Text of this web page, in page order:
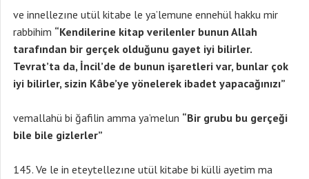
ve innellezıne utül kitabe le ya’lemune ennehül hakku mir
rabbihim “Kendilerine kitap verilenler bunun Allah
tarafından bir gerçek olduğunu gayet iyi bilirler.
Tevrat’ta da, İncil’de de bunun işaretleri var, bunlar çok
iyi bilirler, sizin Kâbe’ye yönelerek ibadet yapacağınızı”
vemallahü bi ğafilin amma ya’melun “Bir grubu bu gerçeği
bile bile gizlerler”
Ve le in eteytellezıne utül kitabe bi külli ayetim ma